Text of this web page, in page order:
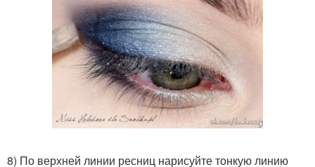
8) По верхней линии ресниц нарисуйте тонкую линию